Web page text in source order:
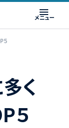
メニュー
５
く
５